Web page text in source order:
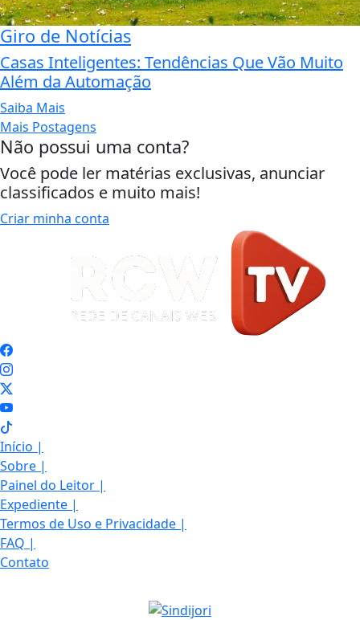
Giro de Notícias
Casas Inteligentes: Tendências Que Vão Muito
Além da Automação
Saiba Mais
Mais Postagens
Não possui uma conta?
Você pode ler matérias exclusivas, anunciar
classificados e muito mais!
Criar minha conta
Início |
Sobre |
Painel do Leitor |
Expediente |
Termos de Uso e Privacidade |
FAQ |
Contato